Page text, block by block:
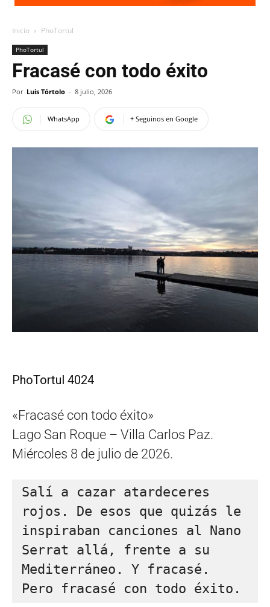
Inicio PhoTortul
PhoTortul
Fracasé con todo éxito
Por Luis Tórtolo - 8 julio, 2026
WhatsApp + Seguinos en Google
PhoTortul 4024
«Fracasé con todo éxito»
Lago San Roque – Villa Carlos Paz.
Miércoles 8 de julio de 2026.
Salí a cazar atardeceres
rojos. De esos que quizás le
inspiraban canciones al Nano
Serrat allá, frente a su
Mediterráneo. Y fracasé.
Pero fracasé con todo éxito.